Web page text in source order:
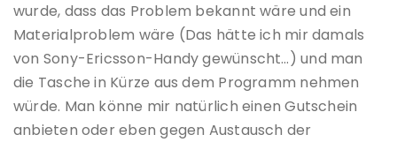
wurde, dass das Problem bekannt wäre und ein
Materialproblem wäre (Das hätte ich mir damals
von Sony-Ericsson-Handy gewünscht…) und man
die Tasche in Kürze aus dem Programm nehmen
würde. Man könne mir natürlich einen Gutschein
anbieten oder eben gegen Austausch der